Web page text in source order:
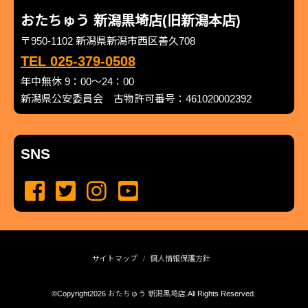
おたちゅう 新潟黒埼店(旧新潟本店)
〒950-1102 新潟県新潟市西区善久708
TEL 025-379-0508
年中無休 9：00～24：00
新潟県公安委員会 古物許可番号：461020002392
SNS
サイトマップ 個人情報保護方針
©Copyright2026 おたちゅう 新潟黒埼店 .All Rights Reserved.